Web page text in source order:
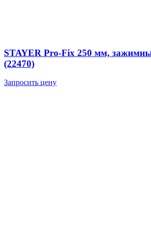
STAYER Pro-Fix 250 мм,
(22470)
Запросить цену